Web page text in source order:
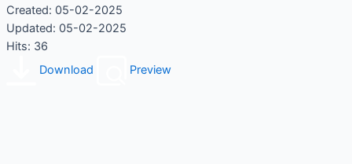
Created: 05-02-2025
Updated: 05-02-2025
Hits: 36
Download
Preview